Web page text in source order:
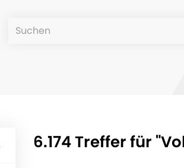
6.174 Treffer für